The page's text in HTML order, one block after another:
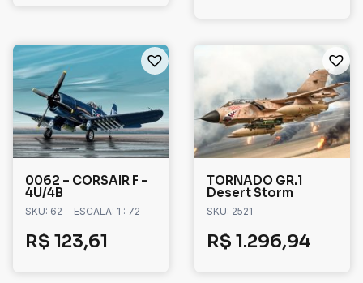
0062 – CORSAIR F –
4U/4B
SKU: 62 - ESCALA: 1 : 72
R$ 123,61
TORNADO GR.1
Desert Storm
SKU: 2521
R$ 1.296,94